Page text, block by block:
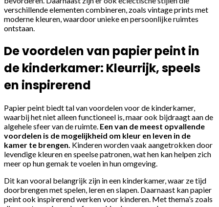
verschillende elementen combineren, zoals vintage prints met
moderne kleuren, waardoor unieke en persoonlijke ruimtes
ontstaan.
De voordelen van papier peint in
de kinderkamer: Kleurrijk, speels
en inspirerend
Papier peint biedt tal van voordelen voor de kinderkamer,
waarbij het niet alleen functioneel is, maar ook bijdraagt aan de
algehele sfeer van de ruimte. Een van de meest opvallende
voordelen is de mogelijkheid om kleur en leven in de
kamer te brengen. Kinderen worden vaak aangetrokken door
levendige kleuren en speelse patronen, wat hen kan helpen zich
meer op hun gemak te voelen in hun omgeving.
Dit kan vooral belangrijk zijn in een kinderkamer, waar ze tijd
doorbrengen met spelen, leren en slapen. Daarnaast kan papier
peint ook inspirerend werken voor kinderen. Met thema’s zoals